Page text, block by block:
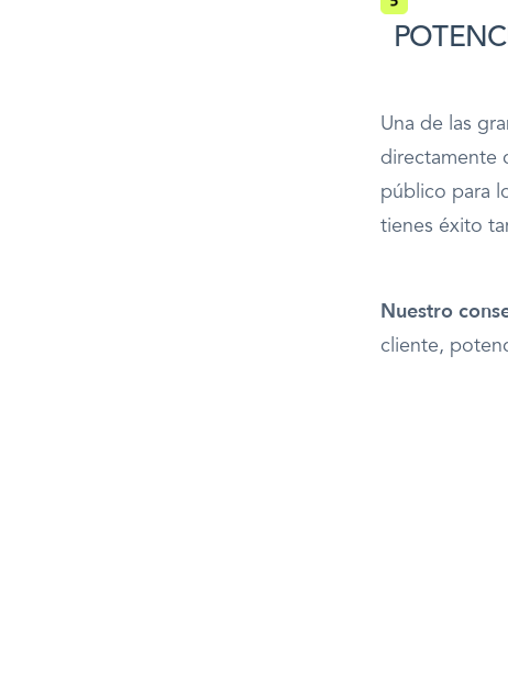
Una de las
directamente
público para
tienes éxito
Nuestro
cliente,